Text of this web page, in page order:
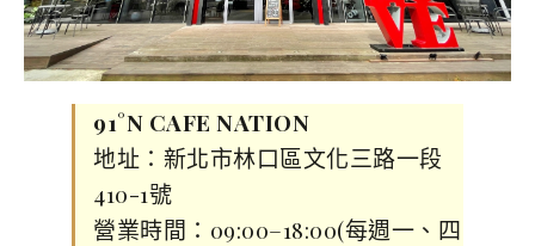
91°N CAFE NATION
地址：新北市林口區文化三路一段
410-1號
營業時間：09:00–18:00(每週一、四